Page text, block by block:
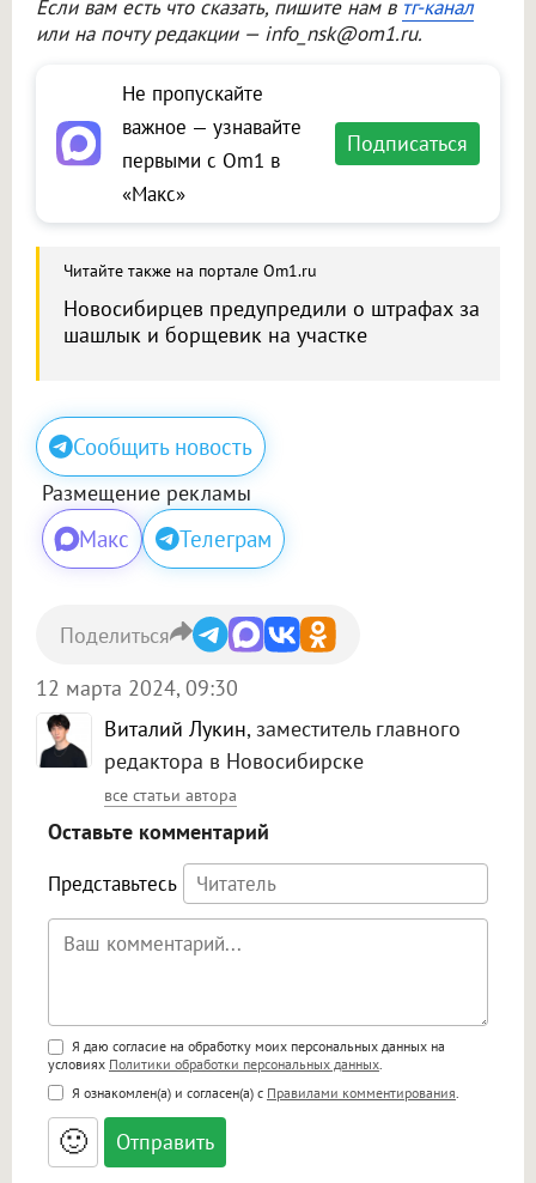
Если вам есть что сказать, пишите нам в тг-канал
или на почту редакции — info_nsk@om1.ru.
Не пропускайте
важное — узнавайте
первыми с Om1 в
«Макс»
Подписаться
Читайте также на портале Om1.ru
Новосибирцев предупредили о штрафах за
шашлык и борщевик на участке
Сообщить новость
Размещение рекламы
Макс Телеграм
Виталий Лукин, заместитель главного
редактора в Новосибирске
все статьи автора
12 марта 2024, 09:30
Поделиться
Оставьте комментарий
Представьтесь
Поддержка HTML
<b>, <strong>, <u>, <i>, <em>, <s>, <big>,
<small>, <sup>, <sub>, <pre>, <ul>, <ol>, <li>,
<blockquote>, <code> экранирует HTML,
адреса URL автоматически становятся
ссылками, и [img]адрес[/img] будет
Я даю согласие на обработку моих персональных данных на
условиях Политики обработки персональных данных
Я ознакомлен(а) и согласен(а) с Правилами комментирования
🙂